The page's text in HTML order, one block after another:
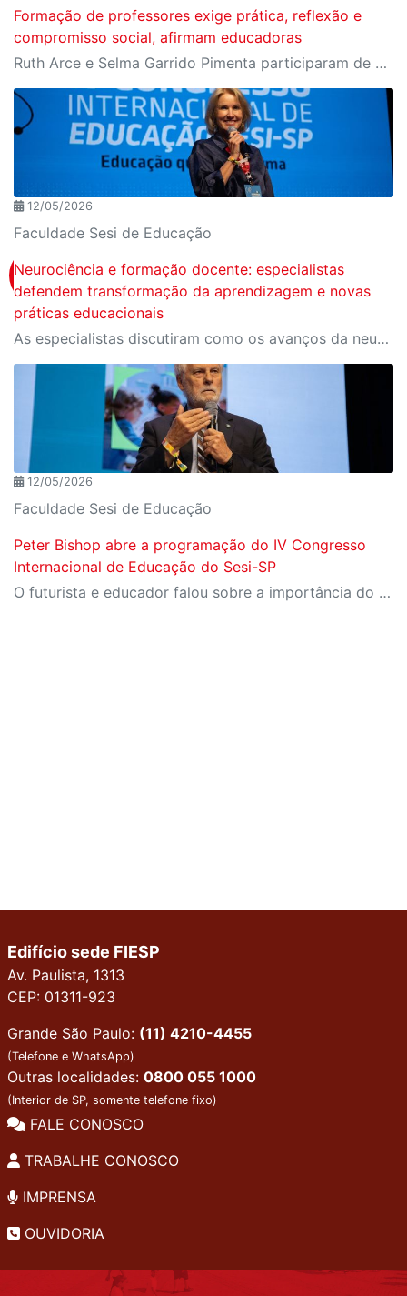
Formação de professores exige prática, reflexão e
compromisso social, afirmam educadoras
Ruth Arce e Selma Garrido Pimenta participaram de painel do IV Congresso Internacional de Educação Sesi-SP
12/05/2026
Faculdade Sesi de Educação
Neurociência e formação docente: especialistas
defendem transformação da aprendizagem e novas
práticas educacionais
As especialistas discutiram como os avanços da neurociência podem contribuir para uma educação mais significativa, humana e alinhada ao funcionamento do cérebro
12/05/2026
Faculdade Sesi de Educação
Peter Bishop abre a programação do IV Congresso
Internacional de Educação do Sesi-SP
O futurista e educador falou sobre a importância do aprendizado sobre o futuro aos professores e estudantes presentes
Edifício sede FIESP
Av. Paulista, 1313
CEP: 01311-923
Grande São Paulo: (11) 4210-4455
(Telefone e WhatsApp)
Outras localidades: 0800 055 1000
(Interior de SP, somente telefone fixo)
FALE CONOSCO
TRABALHE CONOSCO
IMPRENSA
OUVIDORIA